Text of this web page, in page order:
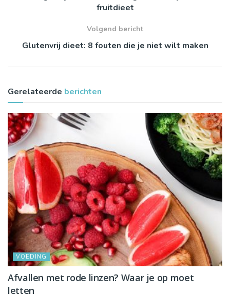
fruitdieet
Volgend bericht
Glutenvrij dieet: 8 fouten die je niet wilt maken
Gerelateerde berichten
VOEDING
Afvallen met rode linzen? Waar je op moet
letten